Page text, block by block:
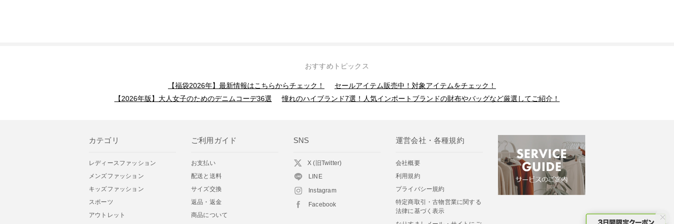
おすすめトピックス
【福袋2026年】最新情報はこちらからチェック！
セールアイテム販売中！対象アイテムをチェック！
【2026年版】大人女子のためのデニムコーデ36選
憧れのハイブランド7選！人気インポートブランドの財布やバッグなど厳選してご紹介！
カテゴリ
レディースファッション
メンズファッション
キッズファッション
スポーツ
アウトレット
ご利用ガイド
お支払い
配送と送料
サイズ交換
返品・返金
商品について
SNS
X (旧Twitter)
LINE
Instagram
Facebook
運営会社・各種規約
会社概要
利用規約
プライバシー規約
特定商取引・古物営業に関する
法律に基づく表示